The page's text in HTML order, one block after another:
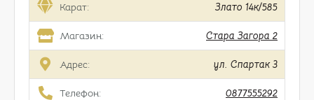
Карат: Злато 14к/585
Магазин: Стара Загора 2
Адрес: ул. Спартак 3
Телефон: 0877555292